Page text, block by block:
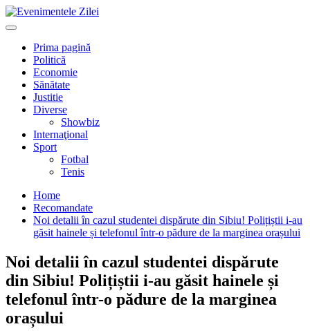
Mergi
la
Primary
Prima pagină
Politică
Economie
Sănătate
Justitie
Diverse
Showbiz
Internaţional
Sport
Fotbal
Tenis
Home
Recomandate
Noi detalii în cazul studentei dispărute din Sibiu! Polițiștii i-au
găsit hainele și telefonul într-o pădure de la marginea orașului
Noi detalii în cazul studentei dispărute
din Sibiu! Polițiștii i-au găsit hainele și
telefonul într-o pădure de la marginea
orașului